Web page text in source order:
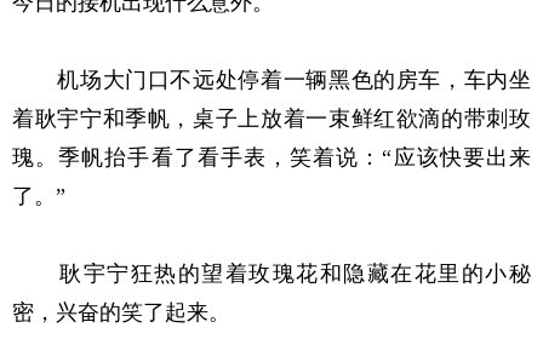
机场大门口不远处停着一辆黑色的房车，车内坐
着耿宇宁和季帆，桌子上放着一束鲜红欲滴的带刺玫
瑰。季帆抬手看了看手表，笑着说：“应该快要出来
了。”
耿宇宁狂热的望着玫瑰花和隐藏在花里的小秘
密，兴奋的笑了起来。